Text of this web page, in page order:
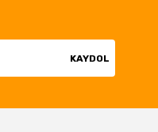
KAYDOL